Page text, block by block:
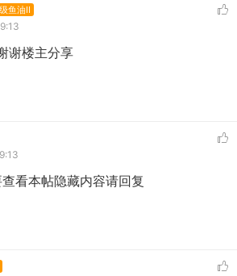
鱼油II
楼主分享
看本帖隐藏内容请回复